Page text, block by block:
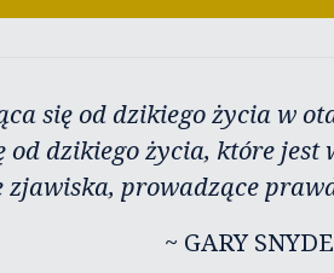
się od dzikiego życia w
od dzikiego życia, które jest
zjawiska, prowadzące
~ GARY